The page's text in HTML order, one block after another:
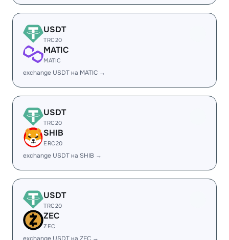
USDT
TRC20
MATIC
MATIC
exchange USDT на MATIC →
USDT
TRC20
SHIB
ERC20
exchange USDT на SHIB →
USDT
TRC20
ZEC
ZEC